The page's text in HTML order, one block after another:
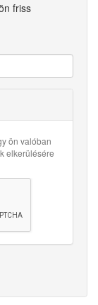
friss
ön valóban
elkerülésére